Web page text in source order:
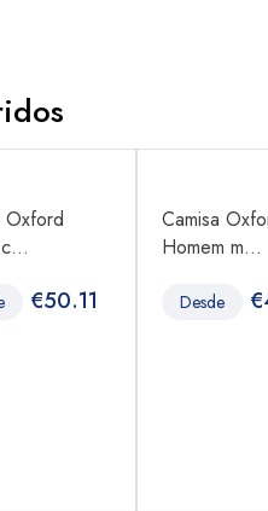
Oxford
€50.11
Camisa
Homem m...
Desde €